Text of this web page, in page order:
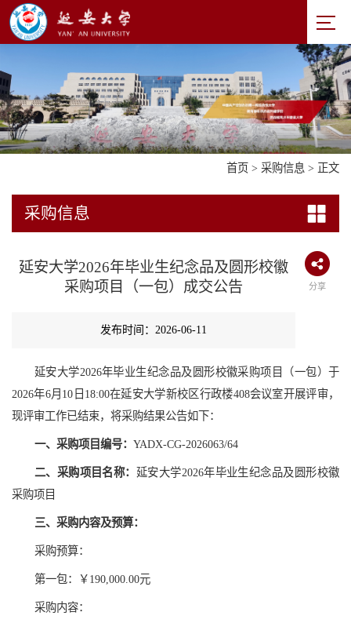
首页 > 采购信息 > 正文
采购信息
延安大学2026年毕业生纪念品及圆形校徽
采购项目（一包）成交公告
分享
发布时间：2026-06-11
延安大学2026年毕业生纪念品及圆形校徽采购项目（一包）于
2026年6月10日18:00在延安大学新校区行政楼408会议室开展评审，
现评审工作已结束，将采购结果公告如下：
一、采购项目编号： YADX-CG-2026063/64
二、采购项目名称： 延安大学2026年毕业生纪念品及圆形校徽
采购项目
三、采购内容及预算：
采购预算：
第一包：￥190,000.00元
采购内容：